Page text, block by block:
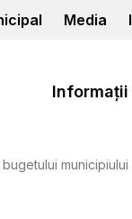
Media
Cahul pe anul 2018